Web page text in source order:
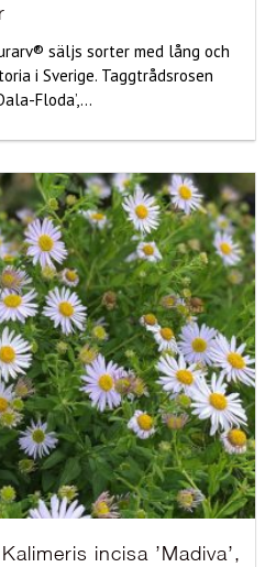
säljs sorter med lång och
i Sverige. Taggtrådsrosen
Floda’,...
incisa ’Madiva’,